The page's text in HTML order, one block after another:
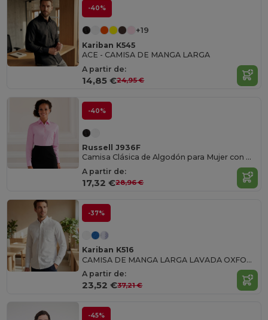
-40%
+19
Kariban K545
ACE - CAMISA DE MANGA LARGA
A partir de:
14,85 €24,95 €
-40%
Russell J936F
Camisa Clásica de Algodón para Mujer con Manga Larga
A partir de:
17,32 €28,96 €
-37%
Kariban K516
CAMISA DE MANGA LARGA LAVADA OXFORD PARA HOMBRE
A partir de:
23,52 €37,21 €
-45%